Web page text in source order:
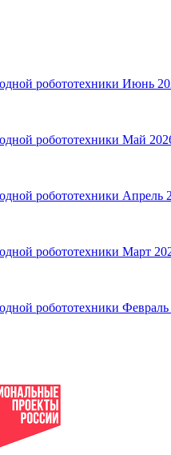
робототехники Июнь
робототехники Май
робототехники Апрель
робототехники Март
робототехники Февраль